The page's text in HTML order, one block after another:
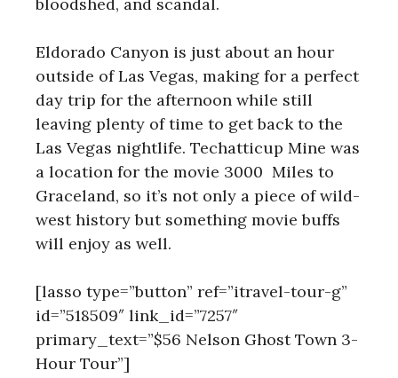
Eldorado Canyon is just about an hour
outside of Las Vegas, making for a perfect
day trip for the afternoon while still
leaving plenty of time to get back to the
Las Vegas nightlife. Techatticup Mine was
a location for the movie 3000 Miles to
Graceland, so it’s not only a piece of wild-
west history but something movie buffs
will enjoy as well.
[lasso type=”button” ref=”itravel-tour-g”
id=”518509″ link_id=”7257″
primary_text=”$56 Nelson Ghost Town 3-
Hour Tour”]